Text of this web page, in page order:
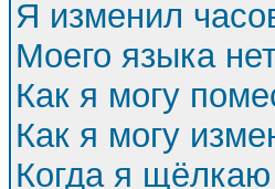
Я изменил
Моего языка
Как я могу
Как я могу
Когда я